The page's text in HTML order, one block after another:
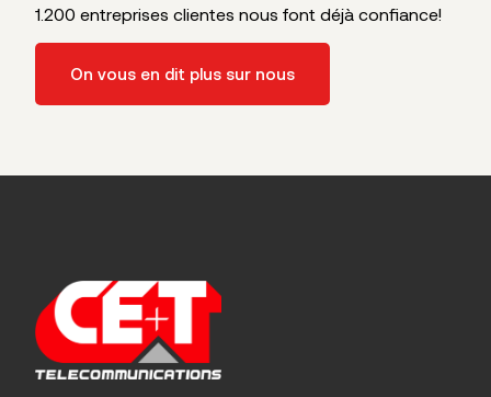
1.200 entreprises clientes nous font déjà confiance!
On vous en dit plus sur nous